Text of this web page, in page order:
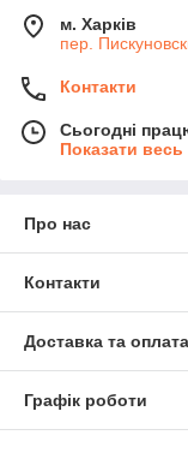
м. Харків
пер.
Контакти
Сьогодні
Показати
Про нас
Контакти
Доставка та оплата
Графік роботи